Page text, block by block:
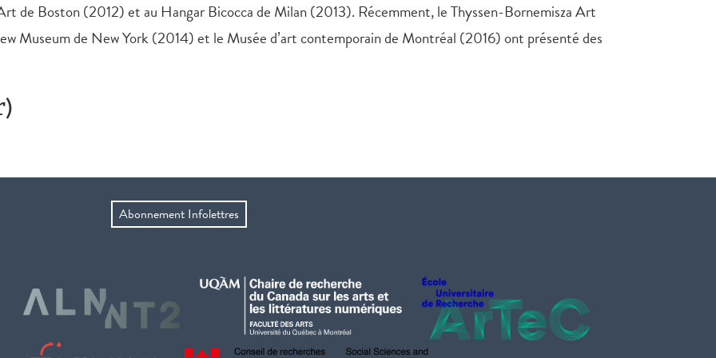
de Boston (2012) et au Hangar Bicocca de Milan (2013). Récemment, le Thyssen-Bornemisza Art
Museum de New York (2014) et le Musée d’art contemporain de Montréal (2016) ont présenté des
Abonnement Infolettres